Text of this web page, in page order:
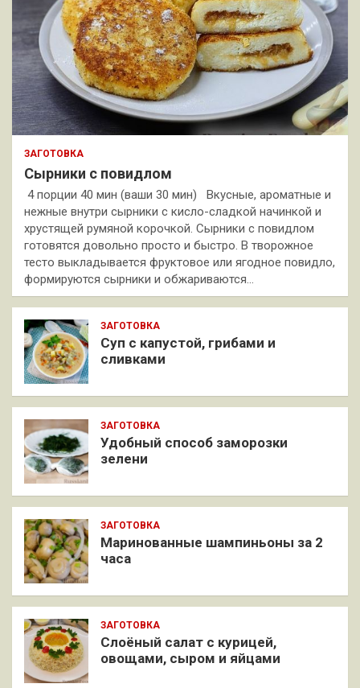
ЗАГОТОВКА
Сырники с повидлом
4 порции 40 мин (ваши 30 мин) Вкусные, ароматные и
нежные внутри сырники с кисло-сладкой начинкой и
хрустящей румяной корочкой. Сырники с повидлом
готовятся довольно просто и быстро. В творожное
тесто выкладывается фруктовое или ягодное повидло,
формируются сырники и обжариваются…
ЗАГОТОВКА
Суп с капустой, грибами и
сливками
ЗАГОТОВКА
Удобный способ заморозки
зелени
ЗАГОТОВКА
Маринованные шампиньоны за 2
часа
ЗАГОТОВКА
Слоёный салат с курицей,
овощами, сыром и яйцами